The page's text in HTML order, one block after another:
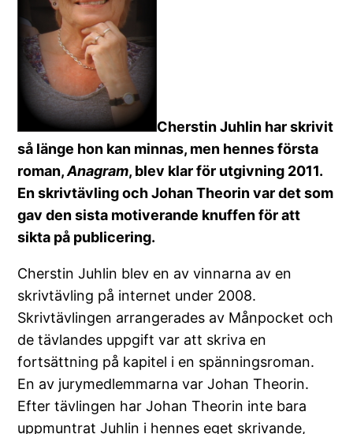
Cherstin Juhlin har skrivit
så länge hon kan minnas, men hennes första
roman,Anagram, blev klar för utgivning 2011.
En skrivtävling och Johan Theorin var det som
gav den sista motiverande knuffen för att
sikta på publicering.
Cherstin Juhlin blev en av vinnarna av en
skrivtävling på internet under 2008.
Skrivtävlingen arrangerades av Månpocket och
de tävlandes uppgift var att skriva en
fortsättning på kapitel i en spänningsroman.
En av jurymedlemmarna var Johan Theorin.
Efter tävlingen har Johan Theorin inte bara
uppmuntrat Juhlin i hennes eget skrivande,